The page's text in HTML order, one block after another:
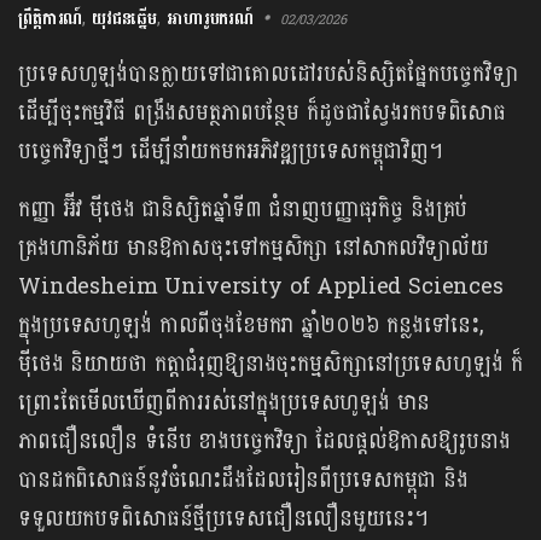
ព្រឹត្តិការណ៍, យុវជនឆ្នើម, អាហារូបករណ៍ 02/03/2026
ប្រទេសហូឡង់បានក្លាយទៅជា​គោលដៅរបស់និស្សិតផ្នែកបច្ចេកវិទ្យា
ដើម្បីចុះកម្មវិធី ​ពង្រឹងសមត្ថភាពបន្ថែម ក៏​ដូចជាស្វែងរកបទពិសោធ
បច្ចេកវិទ្យាថ្មីៗ ដើម្បីនាំយកមកអភិវឌ្ឍប្រទេសកម្ពុជាវិញ។
កញ្ញា អ៊ីវ ម៉ីថេង ជានិស្សិតឆ្នាំទី៣ ជំនាញបញ្ញាធុរកិច្ច និងគ្រប់
គ្រងហានិភ័យ មាន​ឱកាស​ចុះទៅកម្មសិក្សា នៅសាកលវិទ្យាល័យ
Windesheim University of Applied Sciences
ក្នុងប្រទេសហូឡង់ កាលពីចុងខែមករា ឆ្នាំ២០២៦ កន្លងទៅនេះ,
ម៉ីថេង និយាយថា កត្តាជំរុញឱ្យនាងចុះកម្មសិក្សានៅប្រទេសហូឡង់ ក៏
ព្រោះតែមើលឃើញ​ពី​ការរស់នៅក្នុងប្រទេសហូឡង់ មាន
ភាពជឿនលឿន ទំនើប ខាងបច្ចេកវិទ្យា ដែលផ្តល់​ឱកាស​ឱ្យ​រូបនាង
បានដកពិសោធន៍នូវចំណេះដឹងដែលរៀនពីប្រទេសកម្ពុជា និង
ទទួលយកបទពិសោធន៍ថ្មីប្រទេស​ជឿនលឿន​មួយនេះ។